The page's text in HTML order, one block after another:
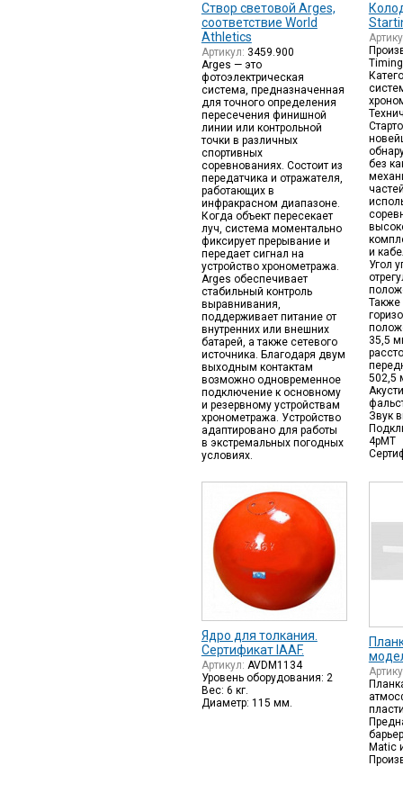
Створ световой Arges,
соответствие World
Athletics
Артикул: 3459.900
Arges — это
фотоэлектрическая
система, предназначенная
для точного определения
пересечения финишной
линии или контрольной
точки в различных
спортивных
соревнованиях. Состоит из
передатчика и отражателя,
работающих в
инфракрасном диапазоне.
Когда объект пересекает
луч, система моментально
фиксирует прерывание и
передает сигнал на
устройство хронометража.
Arges обеспечивает
стабильный контроль
выравнивания,
поддерживает питание от
внутренних или внешних
батарей, а также сетевого
источника. Благодаря двум
выходным контактам
возможно одновременное
подключение к основному
и резервному устройствам
хронометража. Устройство
адаптировано для работы
в экстремальных погодных
условиях.
без
и
Угол
Также
35,5
502,5
Звук
4pMT
Ядро для толкания.
Сертификат IAAF.
Артикул: AVDM1134
Уровень оборудования: 2
Вес: 6 кг.
Диаметр: 115 мм.
Matic